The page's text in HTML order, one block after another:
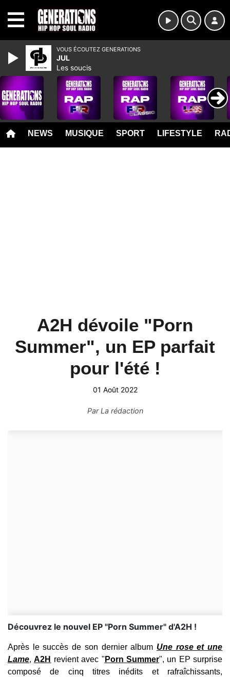
NEWS MUSIQUE SPORT LIFESTYLE
A2H dévoile "Porn
Summer", un EP parfait
pour l'été !
01 Août 2022
ParLa rédaction
Découvrez le nouvel EP "Porn Summer" d'A2H !
Après le succès de son dernier album Une rose et une
Lame,A2H revient avec " Porn Summer", un EP surprise
composé de cinq titres inédits et rafraîchissants,
VOUS ÉCOUTEZ GENERATIONS
JUL
Les soucis